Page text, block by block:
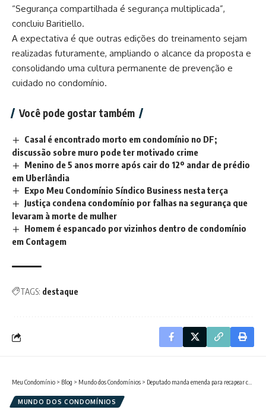
“Segurança compartilhada é segurança multiplicada”,
concluiu Baritiello.
A expectativa é que outras edições do treinamento sejam
realizadas futuramente, ampliando o alcance da proposta e
consolidando uma cultura permanente de prevenção e
cuidado no condomínio.
Você pode gostar também
Casal é encontrado morto em condomínio no DF;
discussão sobre muro pode ter motivado crime
Menino de 5 anos morre após cair do 12º andar de prédio
em Uberlândia
Expo Meu Condomínio Síndico Business nesta terça
Justiça condena condomínio por falhas na segurança que
levaram à morte de mulher
Homem é espancado por vizinhos dentro de condomínio
em Contagem
TAGS: destaque
Meu Condomínio > Blog > Mundo dos Condomínios > Deputado manda emenda para recapear condomínio de famosos onde mora
MUNDO DOS CONDOMÍNIOS